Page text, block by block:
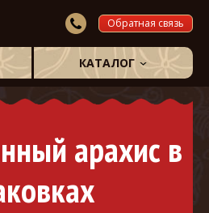
Обратная связь
КАТАЛОГ
арахис в